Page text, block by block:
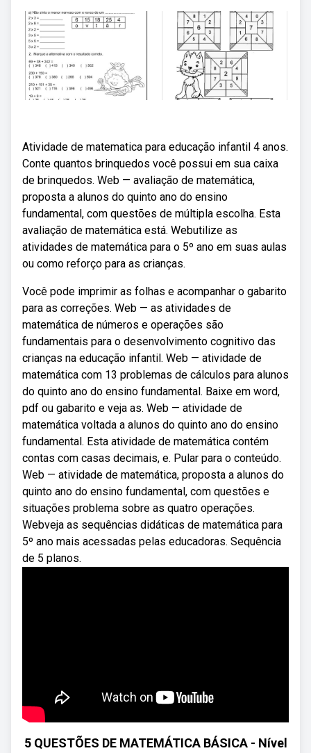
Atividade de matematica para educação infantil 4 anos.
Conte quantos brinquedos você possui em sua caixa
de brinquedos. Web — avaliação de matemática,
proposta a alunos do quinto ano do ensino
fundamental, com questões de múltipla escolha. Esta
avaliação de matemática está. Webutilize as
atividades de matemática para o 5º ano em suas aulas
ou como reforço para as crianças.
Você pode imprimir as folhas e acompanhar o gabarito
para as correções. Web — as atividades de
matemática de números e operações são
fundamentais para o desenvolvimento cognitivo das
crianças na educação infantil. Web — atividade de
matemática com 13 problemas de cálculos para alunos
do quinto ano do ensino fundamental. Baixe em word,
pdf ou gabarito e veja as. Web — atividade de
matemática voltada a alunos do quinto ano do ensino
fundamental. Esta atividade de matemática contém
contas com casas decimais, e. Pular para o conteúdo.
Web — atividade de matemática, proposta a alunos do
quinto ano do ensino fundamental, com questões e
situações problema sobre as quatro operações.
Webveja as sequências didáticas de matemática para
5º ano mais acessadas pelas educadoras. Sequência
de 5 planos.
5 QUESTÕES DE MATEMÁTICA BÁSICA - Nível